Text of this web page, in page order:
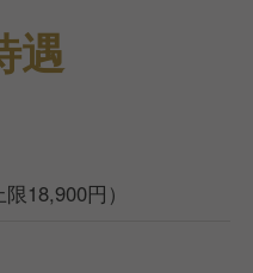
遇
18,900円）